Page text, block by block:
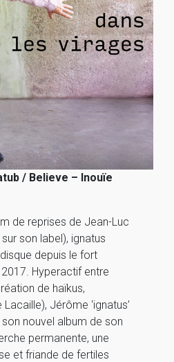
/ Believe – Inouïe
de reprises de Jean-Luc
sur son label), ignatus
depuis le fort
Hyperactif entre
de haïkus,
Jérôme ‘ignatus’
nouvel album de son
permanente, une
et friande de fertiles